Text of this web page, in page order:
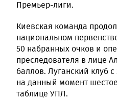
Премьер-лиги.
Киевская команда
национальном
50 набранных очков и
преследователя в лице
баллов. Луганский клуб
на данный момент
таблице УПЛ.